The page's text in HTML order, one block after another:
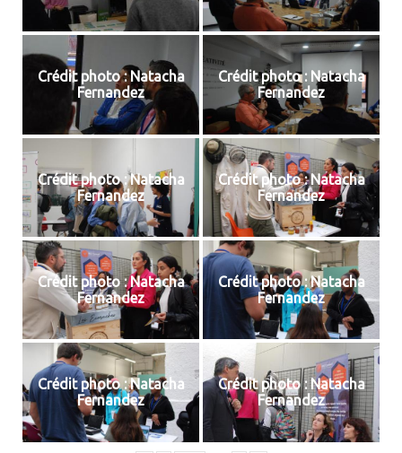
Crédit photo : Natacha
Fernandez
Crédit photo : Natacha
Fernandez
Crédit photo : Natacha
Fernandez
Crédit photo : Natacha
Fernandez
Crédit photo : Natacha
Fernandez
Crédit photo : Natacha
Fernandez
Crédit photo : Natacha
Fernandez
Crédit photo : Natacha
Fernandez